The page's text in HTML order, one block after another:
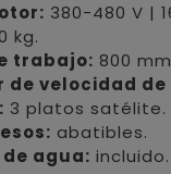
380-480 V |
kg.
trabajo: 800
de velocidad
3 platos satélite.
abatibles.
agua: incluido.